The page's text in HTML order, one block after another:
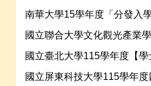
南華大學15學年度「分發入
國立聯合大學文化觀光產業
國立臺北大學115學年度【
國立屏東科技大學115學年